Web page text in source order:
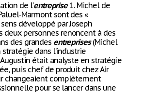
de l’entreprise1. Michel de
Marmont sont des «
développé par Joseph
deux personnes renoncent à des
des grandes entreprises(Michel
dans l’industrie
était analyste en stratégie
puis chef de produit chez Air
changeaient complètement
pour se lancer dans une